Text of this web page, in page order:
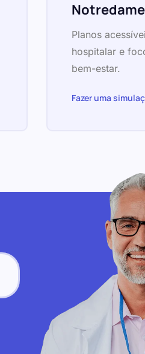
Planos
hospitalar e
bem-estar.
Fazer uma